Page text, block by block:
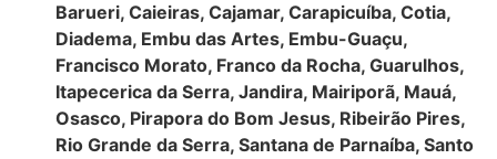
Barueri, Caieiras, Cajamar, Carapicuíba, Cotia,
Diadema, Embu das Artes, Embu-Guaçu,
Francisco Morato, Franco da Rocha, Guarulhos,
Itapecerica da Serra, Jandira, Mairiporã, Mauá,
Osasco, Pirapora do Bom Jesus, Ribeirão Pires,
Rio Grande da Serra, Santana de Parnaíba, Santo